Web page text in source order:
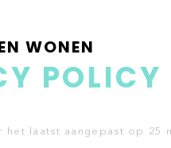
WONEN
POLICY
het laatst aangepast op 25